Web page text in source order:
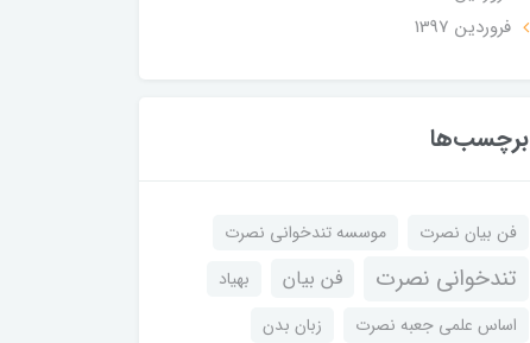
فروردین 1397
برچسب‌ها
فن بیان نصرت موسسه تندخوانی نصرت
تندخوانی نصرت فن بیان
بهیاد
اساس علمی جعبه نصرت
زبان بدن